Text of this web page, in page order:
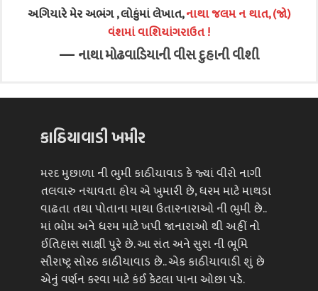
અગિયારે મેર અભંગ , લોકુંમાં લેખાત,નાથા જલમ ન થાત, (જો)
વંશમાં વાશિયાંગરાઉત !
—નાથા મોઢવાડિયાની વીસ દુહાની વીશી
કાઠિયાવાડી ખમીર
મરદ મુછાળા ની ભુમી કાઠીયાવાડ કે જ્યાં વીરો નાગી
તલવારુ નચાવતા હોય એ ખુમારી છે, ધરમ માટે માથડા
વાઢતા તથા પોતાના માથા ઉતારનારાઓ ની ભુમી છે..
માં ભોમ અને ધરમ માટે ખપી જાનારાઓ થી અહીં નો
ઈતિહાસ સાક્ષી પુરે છે. આ સંત અને સુરા ની ભૂમિ
સૌરાષ્ટ્ર સોરઠ કાઠીયાવાડ છે.. એક કાઠીયાવાડી શું છે
એનું વર્ણન કરવા માટે કંઈ કેટલા પાના ઓછા પડે.